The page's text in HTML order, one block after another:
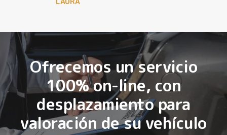
Ofrecemos un servicio
100% on-line, con
desplazamiento para
valoración de su vehículo